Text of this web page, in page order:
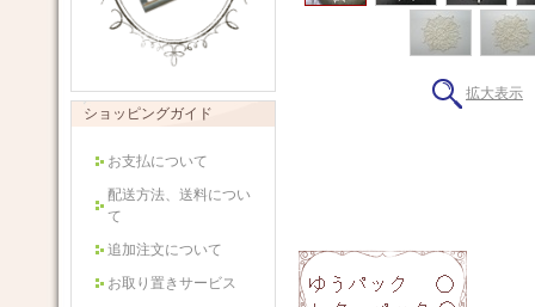
ショッピングガイド
お支払について
配送方法、送料につい
て
追加注文について
お取り置きサービス
拡大表示